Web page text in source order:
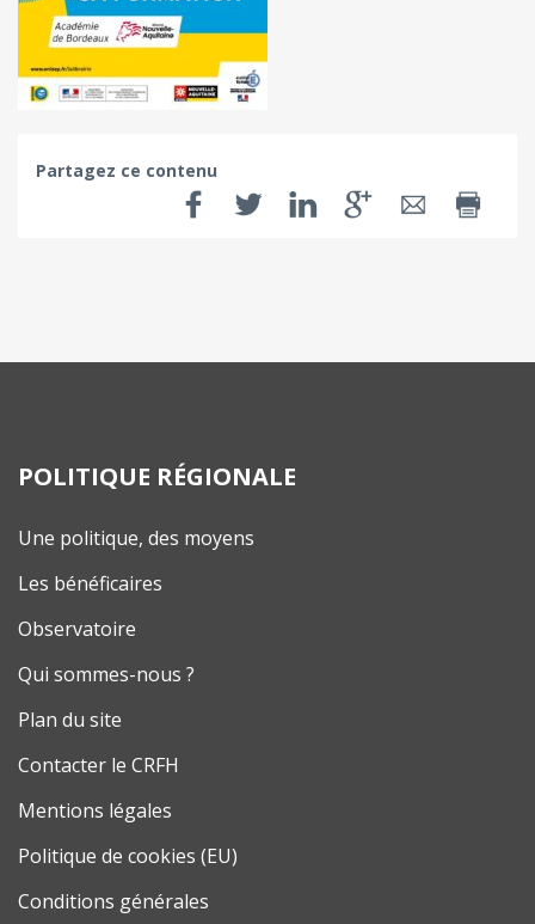
Partagez ce contenu
POLITIQUE RÉGIONALE
Une politique, des moyens
Les bénéficaires
Observatoire
Qui sommes-nous ?
Plan du site
Contacter le CRFH
Mentions légales
Politique de cookies (EU)
Conditions générales